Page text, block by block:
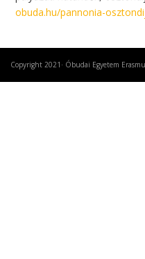
obuda.hu/pannonia-
Copyright 2021· Óbudai Egyetem